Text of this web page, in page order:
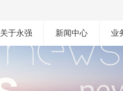
关于永强 新闻中心 业